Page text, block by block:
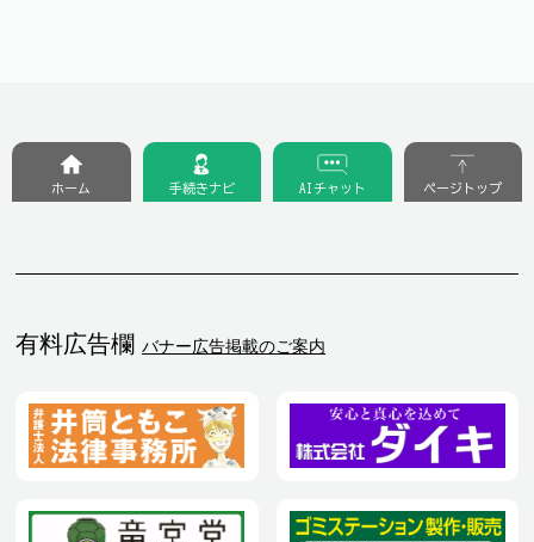
有料広告欄 バナー広告掲載のご案内
ホーム 手続きナビ AIチャット ページトップ